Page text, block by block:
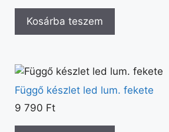
Kosárba teszem
Függő készlet led lum. fekete
9 790 Ft